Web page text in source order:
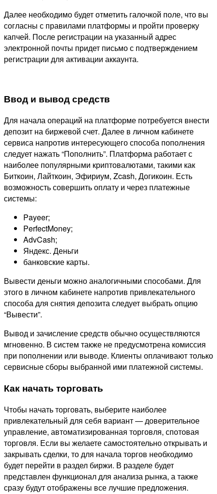
Далее необходимо будет отметить галочкой поле, что вы
согласны с правилами платформы и пройти проверку
капчей. После регистрации на указанный адрес
электронной почты придет письмо с подтверждением
регистрации для активации аккаунта.
Ввод и вывод средств
Для начала операций на платформе потребуется внести
депозит на биржевой счет. Далее в личном кабинете
сервиса напротив интересующего способа пополнения
следует нажать “Пополнить”. Платформа работает с
наиболее популярными криптовалютами, такими как
Биткоин, Лайткоин, Эфириум, Zcash, Догикоин. Есть
возможность совершить оплату и через платежные
системы:
Payeer;
PerfectMoney;
AdvCash;
Яндекс. Деньги
банковские карты.
Вывести деньги можно аналогичными способами. Для
этого в личном кабинете напротив привлекательного
способа для снятия депозита следует выбрать опцию
“Вывести”.
Вывод и зачисление средств обычно осуществляются
мгновенно. В систем также не предусмотрена комиссия
при пополнении или выводе. Клиенты оплачивают только
сервисные сборы выбранной ими платежной системы.
Как начать торговать
Чтобы начать торговать, выберите наиболее
привлекательный для себя вариант — доверительное
управление, автоматизированная торговля, спотовая
торговля. Если вы желаете самостоятельно открывать и
закрывать сделки, то для начала торгов необходимо
будет перейти в раздел биржи. В разделе будет
представлен функционал для анализа рынка, а также
сразу будут отображены все лучшие предложения.